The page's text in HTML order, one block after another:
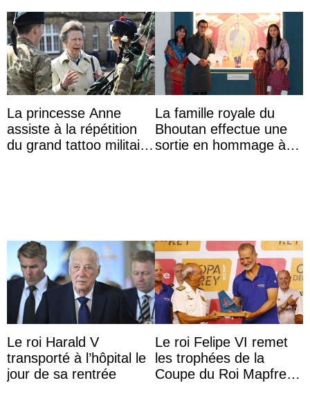
La princesse Anne
assiste à la répétition
du grand tattoo militaire
La famille royale du
Bhoutan effectue une
sortie en hommage à
Le roi Harald V
transporté à l’hôpital le
jour de sa rentrée
Le roi Felipe VI remet
les trophées de la
Coupe du Roi Mapfre à